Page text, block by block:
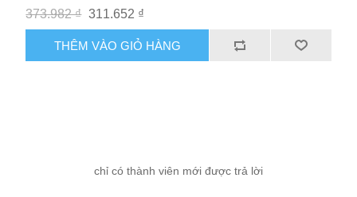
373.982 ₫ 311.652 ₫
THÊM VÀO GIỎ HÀNG
chỉ có thành viên mới được trả lời